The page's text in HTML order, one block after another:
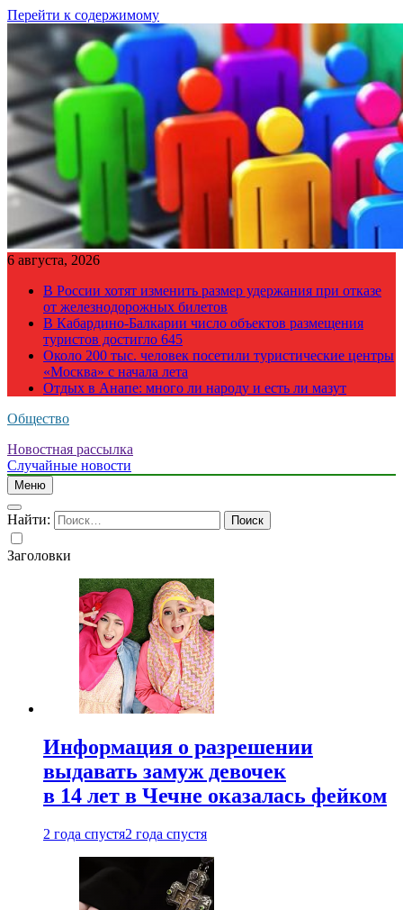
Перейти к содержимому
6 августа, 2026
В России хотят изменить размер удержания при отказе
от железнодорожных билетов
В Кабардино-Балкарии число объектов размещения
туристов достигло 645
Около 200 тыс. человек посетили туристические центры
«Москва» с начала лета
Отдых в Анапе: много ли народу и есть ли мазут
Общество
Новостная рассылка
Случайные новости
Меню
Найти:
Заголовки
Информация о разрешении
выдавать замуж девочек
в 14 лет в Чечне оказалась фейком
2 года спустя2 года спустя